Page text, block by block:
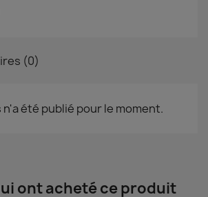
(0)
n'a été publié pour le moment.
ont acheté ce produit